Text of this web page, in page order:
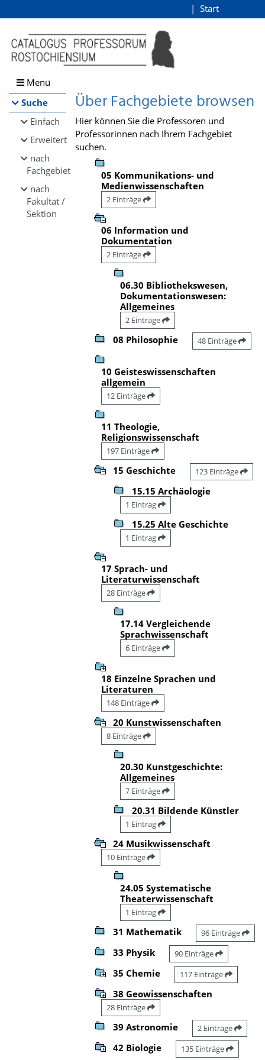
Browsen
direkt zum Inhalt
Start
Menü
Suche
Einfach
Erweitert
nach
Fachgebiet
nach
Fakultät /
Sektion
Über Fachgebiete browsen
Hier können Sie die Professoren und
Professorinnen nach Ihrem Fachgebiet
suchen.
05 Kommunikations- und
Medienwissenschaften
2 Einträge
06 Information und
Dokumentation
2 Einträge
06.30 Bibliothekswesen,
Dokumentationswesen:
Allgemeines
2 Einträge
08 Philosophie 48 Einträge
10 Geisteswissenschaften
allgemein
12 Einträge
11 Theologie,
Religionswissenschaft
197 Einträge
15 Geschichte 123 Einträge
15.15 Archäologie
1 Eintrag
15.25 Alte Geschichte
1 Eintrag
17 Sprach- und
Literaturwissenschaft
28 Einträge
17.14 Vergleichende
Sprachwissenschaft
6 Einträge
18 Einzelne Sprachen und
Literaturen
148 Einträge
20 Kunstwissenschaften
8 Einträge
20.30 Kunstgeschichte:
Allgemeines
7 Einträge
20.31 Bildende Künstler
1 Eintrag
24 Musikwissenschaft
10 Einträge
24.05 Systematische
Theaterwissenschaft
1 Eintrag
31 Mathematik 96 Einträge
33 Physik 90 Einträge
35 Chemie 117 Einträge
38 Geowissenschaften
28 Einträge
39 Astronomie 2 Einträge
42 Biologie 135 Einträge